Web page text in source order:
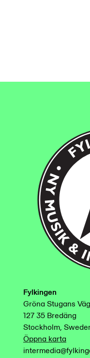
Fylkingen
Gröna Stugans
127 35 Bredäng
Stockholm,
Öppna karta